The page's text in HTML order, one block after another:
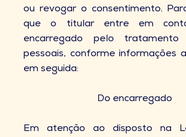
ou revogar o consentimento.
que o titular entre em
encarregado pelo
pessoais, conforme informações
em seguida:
Do encarregado
Em atenção ao disposto na